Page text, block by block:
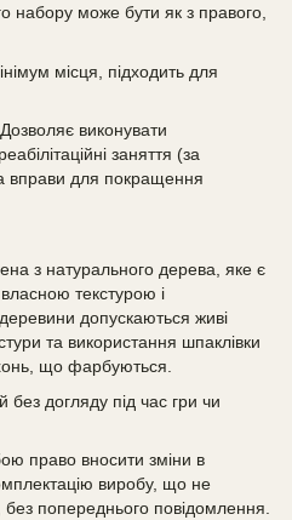
набору може бути як з правого,
місця, підходить для
Дозволяє виконувати
заняття (за
вправи для покращення
з натурального дерева, яке є
текстурою і
допускаються живі
та використання шпаклівки
що фарбуються.
без догляду під час гри чи
право вносити зміни в
виробу, що не
без попереднього повідомлення.